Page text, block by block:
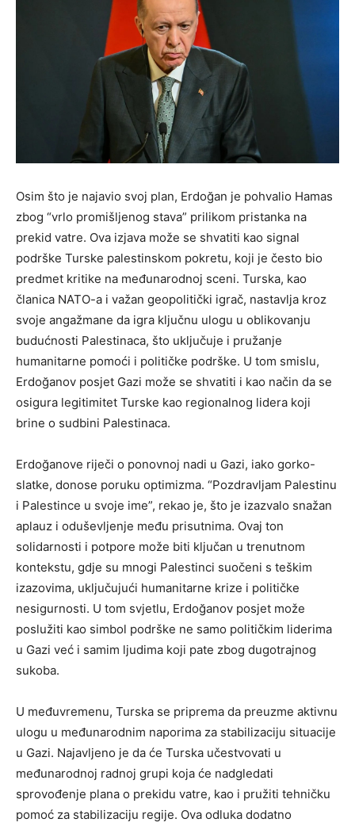
Osim što je najavio svoj plan, Erdoğan je pohvalio Hamas
zbog “vrlo promišljenog stava” prilikom pristanka na
prekid vatre. Ova izjava može se shvatiti kao signal
podrške Turske palestinskom pokretu, koji je često bio
predmet kritike na međunarodnoj sceni. Turska, kao
članica NATO-a i važan geopolitički igrač, nastavlja kroz
svoje angažmane da igra ključnu ulogu u oblikovanju
budućnosti Palestinaca, što uključuje i pružanje
humanitarne pomoći i političke podrške. U tom smislu,
Erdoğanov posjet Gazi može se shvatiti i kao način da se
osigura legitimitet Turske kao regionalnog lidera koji
brine o sudbini Palestinaca.
Erdoğanove riječi o ponovnoj nadi u Gazi, iako gorko-
slatke, donose poruku optimizma. “Pozdravljam Palestinu
i Palestince u svoje ime”, rekao je, što je izazvalo snažan
aplauz i oduševljenje među prisutnima. Ovaj ton
solidarnosti i potpore može biti ključan u trenutnom
kontekstu, gdje su mnogi Palestinci suočeni s teškim
izazovima, uključujući humanitarne krize i političke
nesigurnosti. U tom svjetlu, Erdoğanov posjet može
poslužiti kao simbol podrške ne samo političkim liderima
u Gazi već i samim ljudima koji pate zbog dugotrajnog
sukoba.
U međuvremenu, Turska se priprema da preuzme aktivnu
ulogu u međunarodnim naporima za stabilizaciju situacije
u Gazi. Najavljeno je da će Turska učestvovati u
međunarodnoj radnoj grupi koja će nadgledati
sprovođenje plana o prekidu vatre, kao i pružiti tehničku
pomoć za stabilizaciju regije. Ova odluka dodatno